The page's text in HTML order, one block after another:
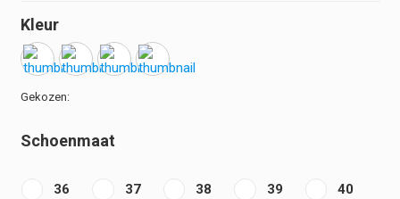
Kleur
Schoenmaat
36 37 38 39 40